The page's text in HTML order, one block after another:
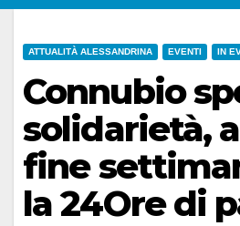
ATTUALITÀ ALESSANDRINA EVENTI IN
Connubio
solidarietà,
fine
la 24Ore di